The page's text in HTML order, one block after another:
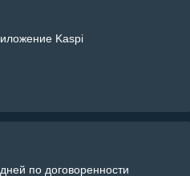
Kaspi
по договоренности